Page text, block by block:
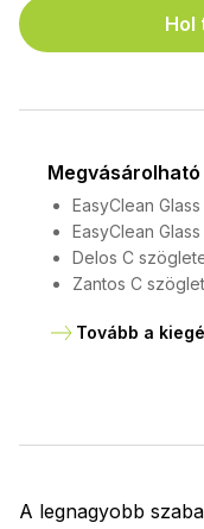
Hol
EasyClean
EasyClean
Delos C
Zantos C
Tovább a
A legnagyobb